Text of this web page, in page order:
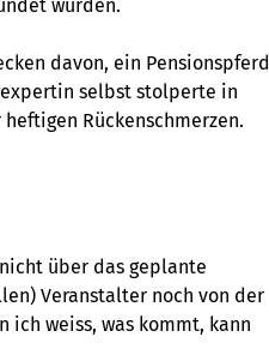
wurden.
davon, ein Pensionspferd
selbst stolperte in
Rückenschmerzen.
über das geplante
Veranstalter noch von der
ich weiss, was kommt, kann